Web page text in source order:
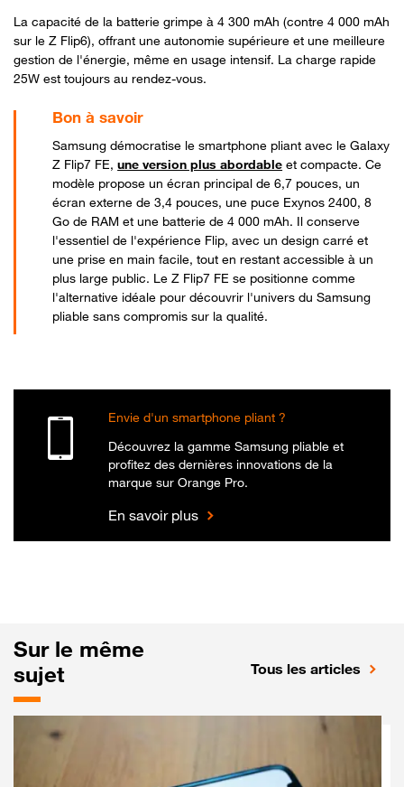
La capacité de la batterie grimpe à 4 300 mAh (contre 4 000 mAh
sur le Z Flip6), offrant une autonomie supérieure et une meilleure
gestion de l'énergie, même en usage intensif. La charge rapide
25W est toujours au rendez-vous.
Samsung démocratise le smartphone pliant avec le Galaxy
Z Flip7 FE,une version plus abordable et compacte. Ce
modèle propose un écran principal de 6,7 pouces, un
écran externe de 3,4 pouces, une puce Exynos 2400, 8
Go de RAM et une batterie de 4 000 mAh. Il conserve
l'essentiel de l'expérience Flip, avec un design carré et
une prise en main facile, tout en restant accessible à un
plus large public. Le Z Flip7 FE se positionne comme
l'alternative idéale pour découvrir l'univers du Samsung
pliable sans compromis sur la qualité.
Envie d'un smartphone pliant ?
Découvrez la gamme Samsung pliable et
profitez des dernières innovations de la
marque sur Orange Pro.
En savoir plus
Sur le même
sujet
Tous les articles